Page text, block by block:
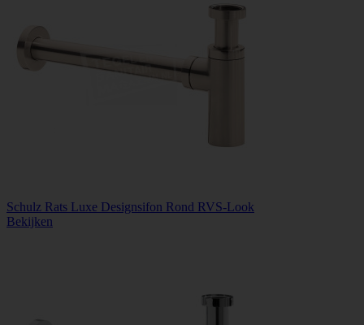
Schulz Rats Luxe Designsifon Rond RVS-Look
Bekijken